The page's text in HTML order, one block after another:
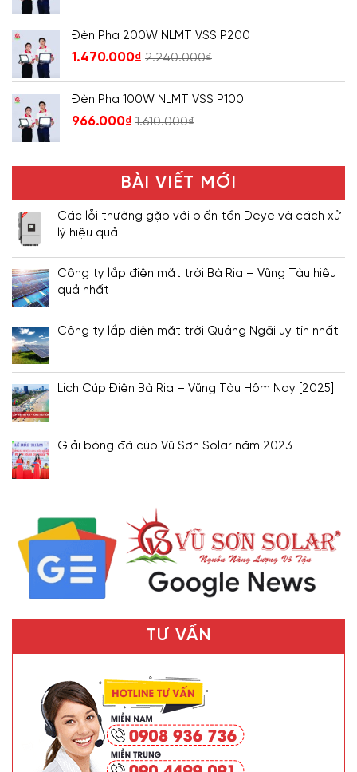
Đèn Pha 200W NLMT VSS P200
1.470.000₫ 2.240.000₫
Đèn Pha 100W NLMT VSS P100
966.000₫ 1.610.000₫
BÀI VIẾT MỚI
Các lỗi thường gặp với biến tần Deye và cách xử
lý hiệu quả
Công ty lắp điện mặt trời Bà Rịa – Vũng Tàu hiệu
quả nhất
Công ty lắp điện mặt trời Quảng Ngãi uy tín nhất
Lịch Cúp Điện Bà Rịa – Vũng Tàu Hôm Nay [2025]
Giải bóng đá cúp Vũ Sơn Solar năm 2023
TƯ VẤN